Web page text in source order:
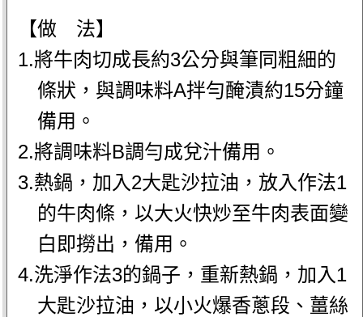
【做 法】
1.將牛肉切成長約3公分與筆同粗細的
條狀，與調味料A拌勻醃漬約15分鐘
備用。
2.將調味料B調勻成兌汁備用。
3.熱鍋，加入2大匙沙拉油，放入作法1
的牛肉條，以大火快炒至牛肉表面變
白即撈出，備用。
4.洗淨作法3的鍋子，重新熱鍋，加入1
大匙沙拉油，以小火爆香蔥段、薑絲